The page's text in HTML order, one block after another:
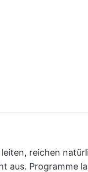
reichen
aus. Programme